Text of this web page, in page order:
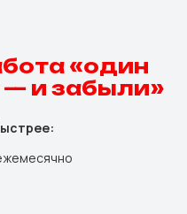
«один
— и забыли»